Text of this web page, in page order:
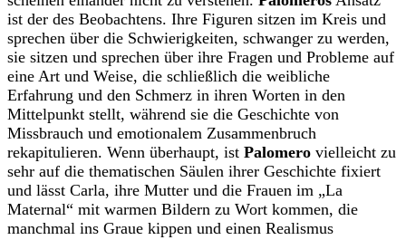
ist der des Beobachtens. Ihre Figuren sitzen im Kreis und
sprechen über die Schwierigkeiten, schwanger zu werden,
sie sitzen und sprechen über ihre Fragen und Probleme auf
eine Art und Weise, die schließlich die weibliche
Erfahrung und den Schmerz in ihren Worten in den
Mittelpunkt stellt, während sie die Geschichte von
Missbrauch und emotionalem Zusammenbruch
rekapitulieren. Wenn überhaupt, ist Palomero vielleicht zu
sehr auf die thematischen Säulen ihrer Geschichte fixiert
und lässt Carla, ihre Mutter und die Frauen im „La
Maternal“ mit warmen Bildern zu Wort kommen, die
manchmal ins Graue kippen und einen Realismus